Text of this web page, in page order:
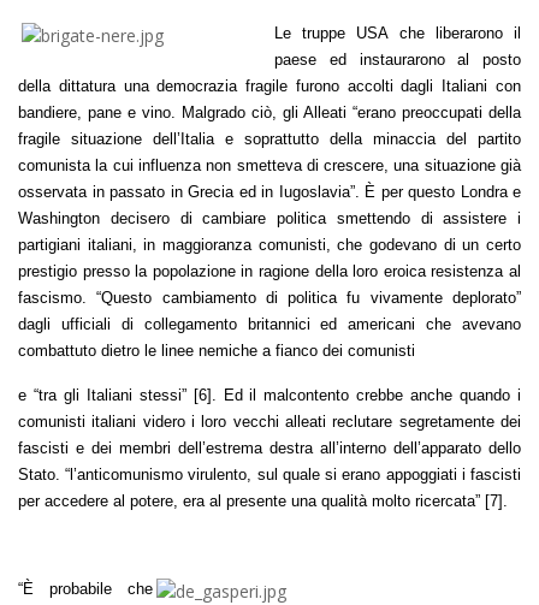
Le truppe USA che liberarono il
paese ed instaurarono al posto
della dittatura una democrazia fragile furono accolti dagli Italiani con
bandiere, pane e vino. Malgrado ciò, gli Alleati “erano preoccupati della
fragile situazione dell’Italia e soprattutto della minaccia del partito
comunista la cui influenza non smetteva di crescere, una situazione già
osservata in passato in Grecia ed in Iugoslavia”. È per questo Londra e
Washington decisero di cambiare politica smettendo di assistere i
partigiani italiani, in maggioranza comunisti, che godevano di un certo
prestigio presso la popolazione in ragione della loro eroica resistenza al
fascismo. “Questo cambiamento di politica fu vivamente deplorato”
dagli ufficiali di collegamento britannici ed americani che avevano
combattuto dietro le linee nemiche a fianco dei comunisti
e “tra gli Italiani stessi” [6]. Ed il malcontento crebbe anche quando i
comunisti italiani videro i loro vecchi alleati reclutare segretamente dei
fascisti e dei membri dell’estrema destra all’interno dell’apparato dello
Stato. “l’anticomunismo virulento, sul quale si erano appoggiati i fascisti
per accedere al potere, era al presente una qualità molto ricercata” [7].
“È probabile che